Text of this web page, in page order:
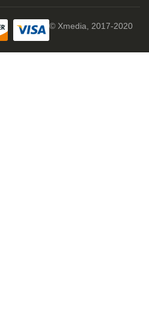
© Xmedia, 2017-2020